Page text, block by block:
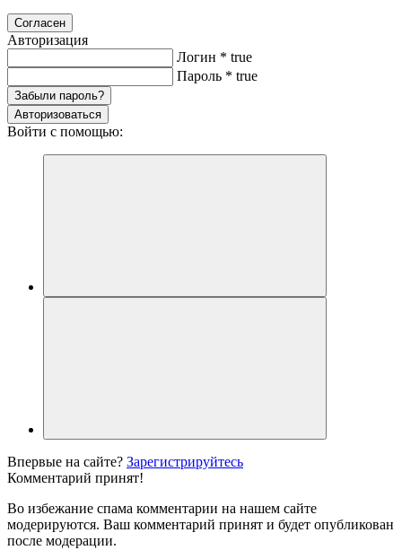
Согласен
Авторизация
Логин * true
Пароль * true
Забыли пароль?
Авторизоваться
Войти с помощью:
Впервые на сайте? Зарегистрируйтесь
Комментарий принят!
Во избежание спама комментарии на нашем сайте
модерируются. Ваш комментарий принят и будет опубликован
после модерации.